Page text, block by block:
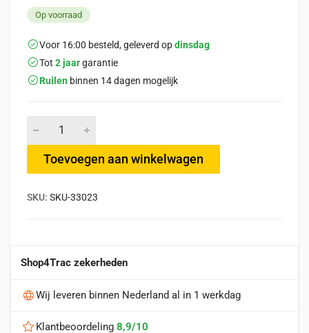
Op voorraad
Voor 16:00 besteld, geleverd opdinsdag
Tot 2 jaargarantie
Ruilen binnen 14 dagen mogelijk
Toevoegen aan winkelwagen
SKU: SKU-33023
Shop4Trac zekerheden
Wij leveren binnen Nederland al in 1 werkdag
Klantbeoordeling 8,9/10